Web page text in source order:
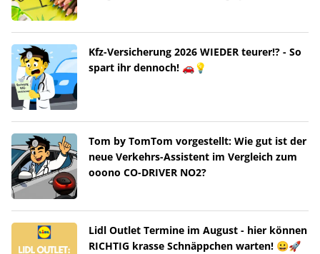
Kfz-Versicherung 2026 WIEDER teurer!? - So
spart ihr dennoch! 🚗💡
Tom by TomTom vorgestellt: Wie gut ist der
neue Verkehrs-Assistent im Vergleich zum
ooono CO-DRIVER NO2?
Lidl Outlet Termine im August - hier können
RICHTIG krasse Schnäppchen warten! 😀🚀